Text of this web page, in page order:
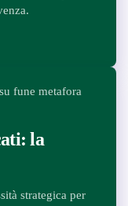
la
strategica per